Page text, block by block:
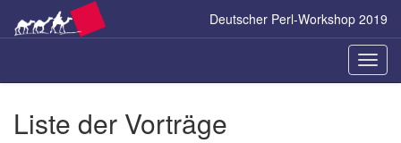
Inhalt
springen
Deutscher Perl-Workshop 2019
ein-/
Liste der Vorträge